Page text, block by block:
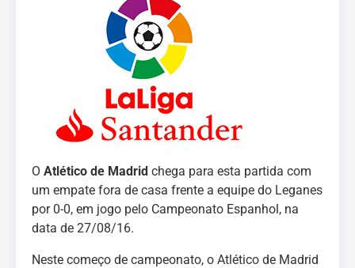
O Atlético de Madrid chega para esta partida com
um empate fora de casa frente a equipe do Leganes
por 0-0, em jogo pelo Campeonato Espanhol, na
data de 27/08/16.
Neste começo de campeonato, o Atlético de Madrid